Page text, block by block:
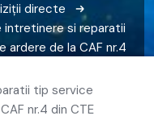
directe
intretinere si reparatii
de la CAF nr.4
tip service
nr.4 din CTE